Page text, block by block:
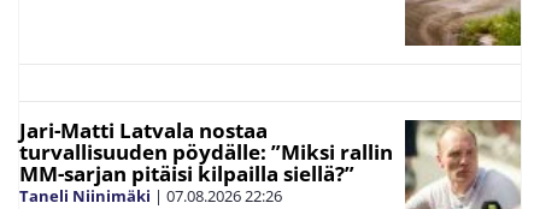
Jari-Matti Latvala nostaa
turvallisuuden pöydälle: ”Miksi rallin
MM-sarjan pitäisi kilpailla siellä?”
Taneli Niinimäki | 07.08.202622:26